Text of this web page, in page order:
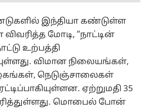
இந்தியா கண்டுள்ள
மோடி, “நாட்டின்
உற்பத்தி
விமான நிலையங்கள்,
நெடுஞ்சாலைகள்
ஏற்றுமதி 35
மொபைல் போன்